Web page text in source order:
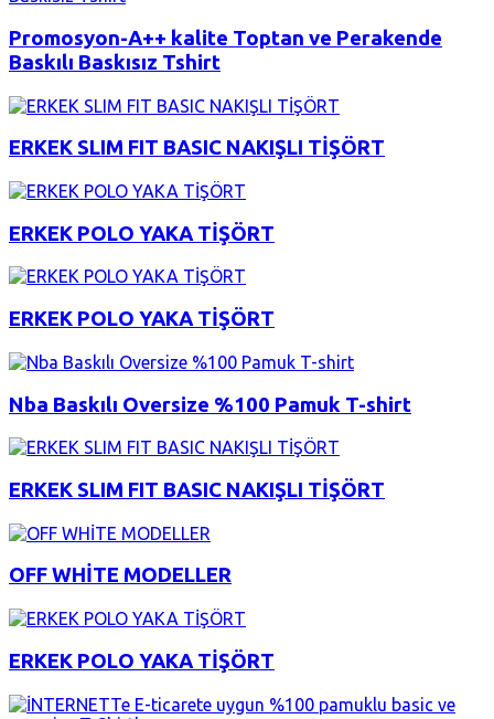
Promosyon-A++ kalite Toptan ve Perakende
Baskılı Baskısız Tshirt
ERKEK SLIM FIT BASIC NAKIŞLI TİŞÖRT
ERKEK POLO YAKA TİŞÖRT
ERKEK POLO YAKA TİŞÖRT
Nba Baskılı Oversize %100 Pamuk T-shirt
ERKEK SLIM FIT BASIC NAKIŞLI TİŞÖRT
OFF WHİTE MODELLER
ERKEK POLO YAKA TİŞÖRT